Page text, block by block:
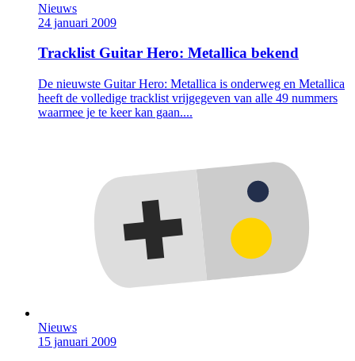
Nieuws
24 januari 2009
Tracklist Guitar Hero: Metallica bekend
De nieuwste Guitar Hero: Metallica is onderweg en Metallica
heeft de volledige tracklist vrijgegeven van alle 49 nummers
waarmee je te keer kan gaan....
Nieuws
15 januari 2009